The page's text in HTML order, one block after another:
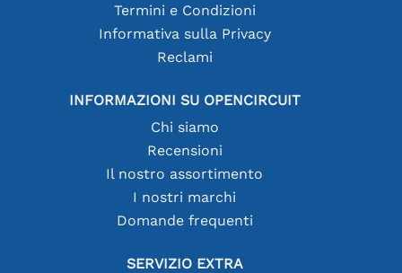
Termini e Condizioni
Informativa sulla Privacy
Reclami
INFORMAZIONI SU OPENCIRCUIT
Chi siamo
Recensioni
Il nostro assortimento
I nostri marchi
Domande frequenti
SERVIZIO EXTRA